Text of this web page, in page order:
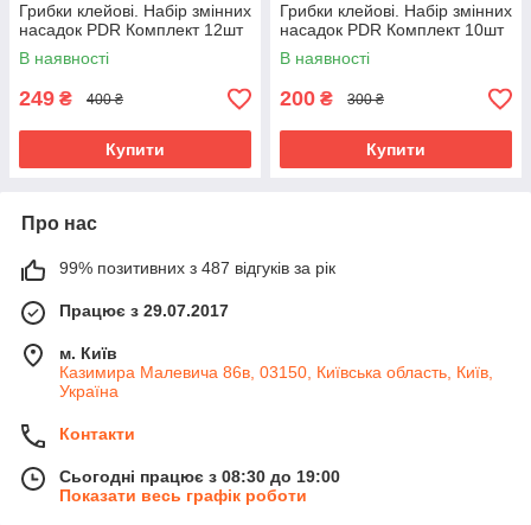
Грибки клейові. Набір змінних
насадок PDR Комплект 12шт
В наявності
249 ₴ 400 ₴
Купити
Грибки клейові. Набір змінних
насадок PDR Комплект 10шт
В наявності
200 ₴ 300 ₴
Купити
Про нас
99% позитивних з 487 відгуків за рік
Працює з 29.07.2017
м. Київ
Казимира Малевича 86в, 03150, Київська область, Київ,
Україна
Контакти
Сьогодні працює з 08:30 до 19:00
Показати весь графік роботи